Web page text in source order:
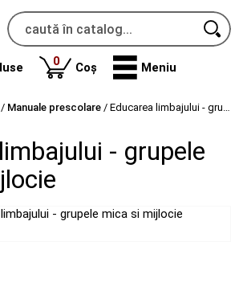
0produse
Coș Meniu
/ Manuale prescolare / Educarea limbajului - grupele mica si mijlocie
- grupele